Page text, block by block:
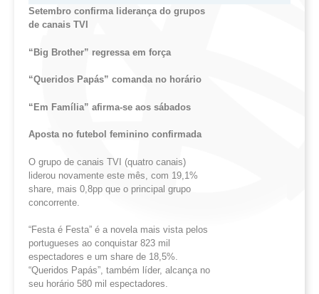
Setembro confirma liderança do grupos
de canais TVI
“Big Brother” regressa em força
“Queridos Papás” comanda no horário
“Em Família” afirma-se aos sábados
Aposta no futebol feminino confirmada
O grupo de canais TVI (quatro canais)
liderou novamente este mês, com 19,1%
share, mais 0,8pp que o principal grupo
concorrente.
“Festa é Festa” é a novela mais vista pelos
portugueses ao conquistar 823 mil
espectadores e um share de 18,5%.
“Queridos Papás”, também líder, alcança no
seu horário 580 mil espectadores.